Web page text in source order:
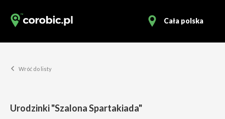
Cała polska
Wróć do listy
Urodzinki "Szalona Spartakiada"